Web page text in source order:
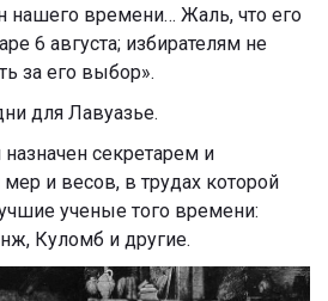
нашего времени… Жаль, что его
6 августа; избирателям не
за его выбор».
для Лавуазье.
секретарем и
и весов, в трудах которой
ученые того времени:
Куломб и другие.